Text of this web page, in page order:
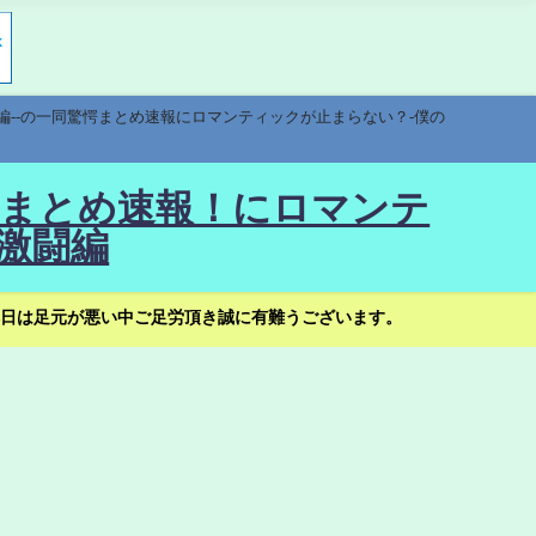
の一同驚愕まとめ速報にロマンティックが止まらない？-僕の
とめ速報！にロマンテ
闘編
足元が悪い中ご足労頂き誠に有難うございます。